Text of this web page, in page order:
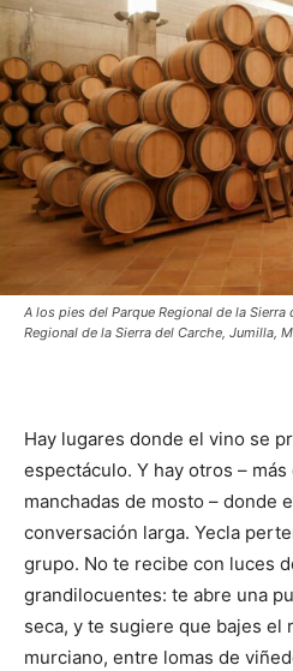
A los pies del Parque Regional de la
Regional de la Sierra del Carche, Jumilla,
Hay lugares donde el vino se
espectáculo. Y hay otros –
manchadas de mosto – donde
conversación larga. Yecla
grupo. No te recibe con luces
grandilocuentes: te abre una
seca, y te sugiere que bajes el
murciano, entre lomas de